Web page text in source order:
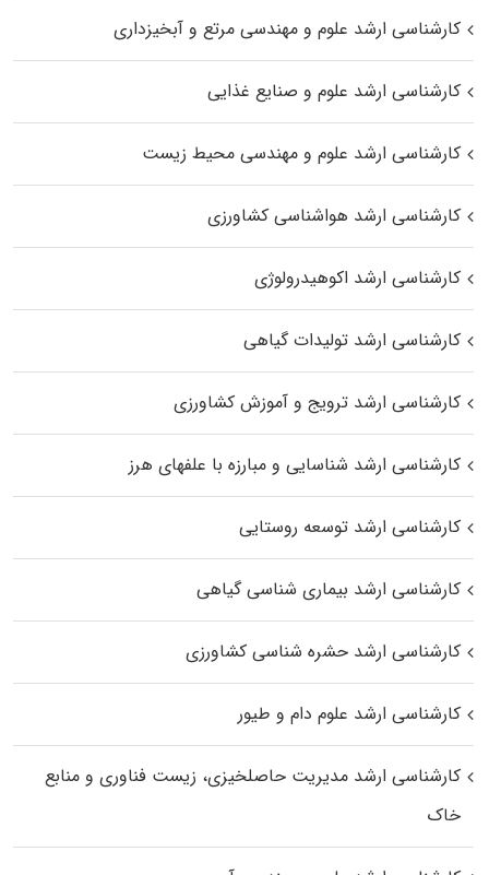
کارشناسی ارشد علوم و مهندسی مرتع و آبخیزداری
کارشناسی ارشد علوم و صنایع غذایی
کارشناسی ارشد علوم و مهندسی محیط زیست
کارشناسی ارشد هواشناسی کشاورزی
کارشناسی ارشد اکوهیدرولوژی
کارشناسی ارشد تولیدات گیاهی
کارشناسی ارشد ترویج و آموزش کشاورزی
کارشناسی ارشد شناسایی و مبارزه با علفهای هرز
کارشناسی ارشد توسعه روستایی
کارشناسی ارشد بیماری‌ شناسی گیاهی
کارشناسی ارشد حشره‌ شناسی کشاورزی
کارشناسی ارشد علوم دام و طیور
کارشناسی ارشد مدیریت حاصلخیزی، زیست فناوری و منابع
خاک